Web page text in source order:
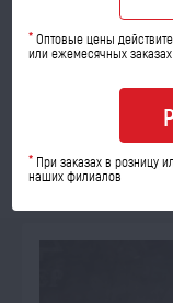
Код товара:
Количество шт:
*Оптовые цены
или ежемесячных заказах
* При заказах в розницу
наших филиалов